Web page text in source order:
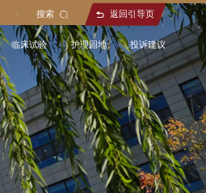
/ 搜索 返回引导页
临床试验 护理园地 投诉建议